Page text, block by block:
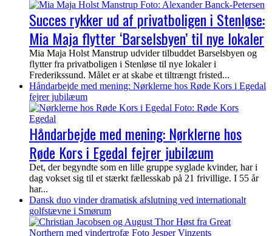
Succes rykker ud af privatboligen i Stenløse:
Mia Maja flytter ‘Barselsbyen’ til nye lokaler
Mia Maja Holst Manstrup udvider tilbuddet Barselsbyen og
flytter fra privatboligen i Stenløse til nye lokaler i
Frederikssund. Målet er at skabe et tiltrængt fristed...
Håndarbejde med mening: Nørklerne hos Røde Kors i Egedal
fejrer jubilæum
Håndarbejde med mening: Nørklerne hos
Røde Kors i Egedal fejrer jubilæum
Det, der begyndte som en lille gruppe syglade kvinder, har i
dag vokset sig til et stærkt fællesskab på 21 frivillige. I 55 år
har...
Dansk duo vinder dramatisk afslutning ved internationalt
golfstævne i Smørum